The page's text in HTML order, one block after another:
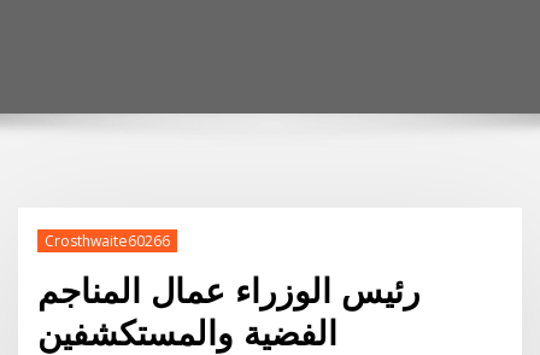
Crosthwaite60266
رئيس الوزراء عمال المناجم
الفضية والمستكشفين